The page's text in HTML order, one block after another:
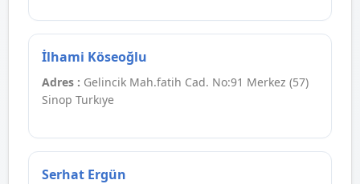
İlhami Köseoğlu
Adres : Gelincik Mah.fatih Cad. No:91 Merkez (57)
Sinop Turkıye
Serhat Ergün